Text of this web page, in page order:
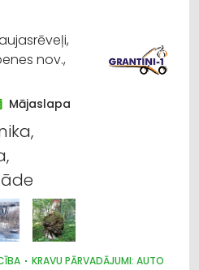
nov.,
Mājaslapa
KRAVU PĀRVADĀJUMI: AUTO